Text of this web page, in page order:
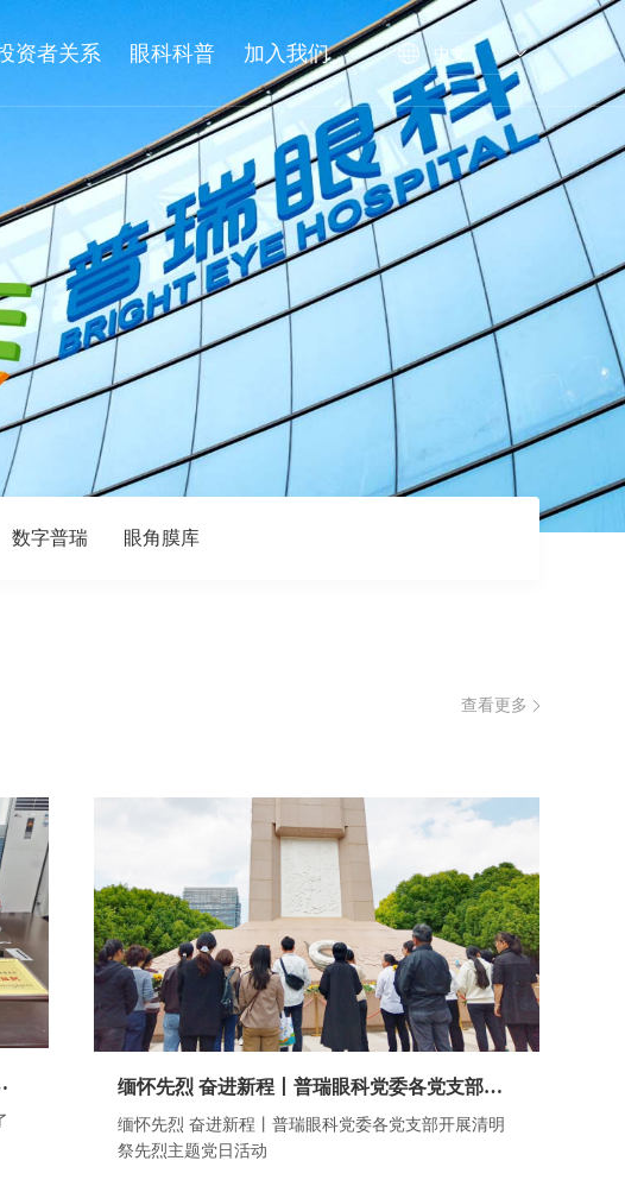
校企合作 继续教育 名师大讲堂
资者关系 眼科科普 加入我们 中文
数字普瑞 眼角膜库
查看更多
彰名单来了 缅怀先烈 奋进新程丨普瑞眼科党委各党支部开展清明祭先烈主题党日活动
缅怀先烈 奋进新程丨普瑞眼科党委各党支部开展清明
祭先烈主题党日活动